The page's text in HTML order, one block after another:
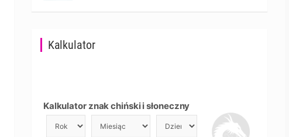
Kalkulator
Kalkulator znak chiński i słoneczny